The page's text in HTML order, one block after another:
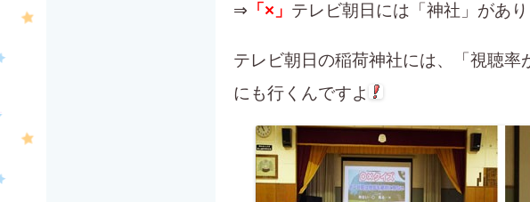
⇒ 「×」 テレビ朝日には「神社」があり
テレビ朝日の稲荷神社には、「視聴
にも行くんですよ